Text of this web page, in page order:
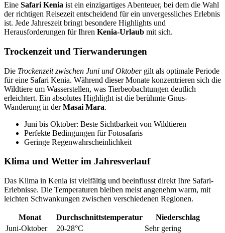
Eine Safari Kenia ist ein einzigartiges Abenteuer, bei dem die Wahl
der richtigen Reisezeit entscheidend für ein unvergessliches Erlebnis
ist. Jede Jahreszeit bringt besondere Highlights und
Herausforderungen für Ihren Kenia-Urlaub mit sich.
Trockenzeit und Tierwanderungen
Die Trockenzeit zwischen Juni und Oktobergilt als optimale Periode
für eine Safari Kenia. Während dieser Monate konzentrieren sich die
Wildtiere um Wasserstellen, was Tierbeobachtungen deutlich
erleichtert. Ein absolutes Highlight ist die berühmte Gnus-
Wanderung in derMasai Mara.
Juni bis Oktober: Beste Sichtbarkeit von Wildtieren
Perfekte Bedingungen für Fotosafaris
Geringe Regenwahrscheinlichkeit
Klima und Wetter im Jahresverlauf
Das Klima in Kenia ist vielfältig und beeinflusst direkt Ihre Safari-
Erlebnisse. Die Temperaturen bleiben meist angenehm warm, mit
leichten Schwankungen zwischen verschiedenen Regionen.
Monat Durchschnittstemperatur
Niederschlag
Juni-Oktober
20-28°C
Sehr gering